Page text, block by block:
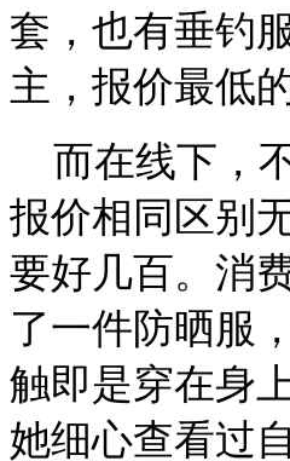
套，也有垂钓
主，报价最低
而在线下，
报价相同区别
要好几百。消
了一件防晒服
触即是穿在身
她细心查看过